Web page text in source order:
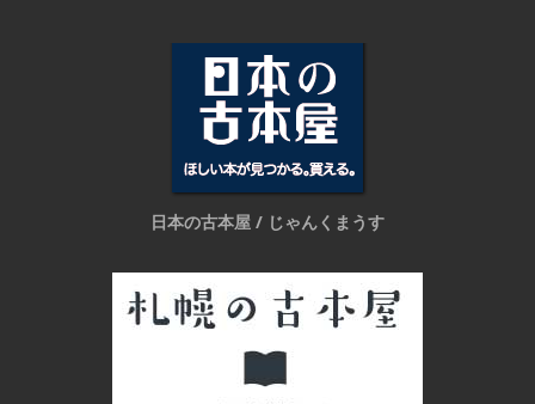
日本の古本屋 / じゃんくまうす